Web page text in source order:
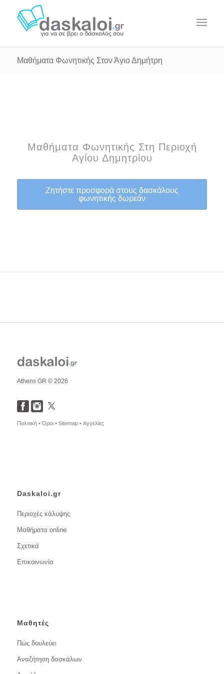
Μαθήματα Φωνητικής Στον Άγιο Δημήτρη
Μαθήματα Φωνητικής Στη Περιοχή
Αγίου Δημητρίου
Ζητήστε προσφορά στους δασκάλους
φωνητικής δωρεάν
Athens GR © 2026
Πολιτική •Όροι • Sitemap • Αγγελίες
Daskaloi.gr
Περιοχές κάλυψης
Μαθήματα online
Σχετικά
Επικοινωνία
Μαθητές
Πώς δουλεύει
Αναζήτηση δασκάλων